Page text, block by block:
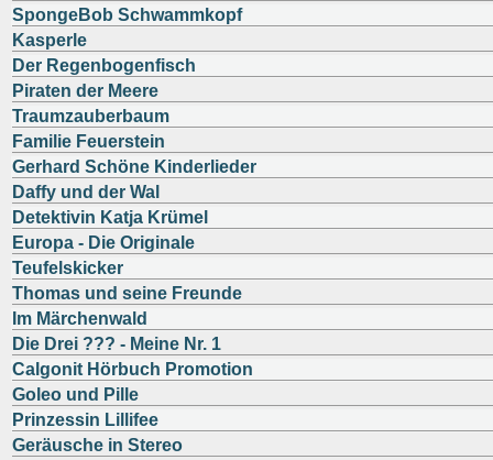
SpongeBob Schwammkopf
Kasperle
Der Regenbogenfisch
Piraten der Meere
Traumzauberbaum
Familie Feuerstein
Gerhard Schöne Kinderlieder
Daffy und der Wal
Detektivin Katja Krümel
Europa - Die Originale
Teufelskicker
Thomas und seine Freunde
Im Märchenwald
Die Drei ??? - Meine Nr. 1
Calgonit Hörbuch Promotion
Goleo und Pille
Prinzessin Lillifee
Geräusche in Stereo